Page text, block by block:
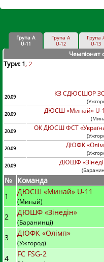
Група А
U-11
Група А
U-12
Група
U-13
Чемпіонат
Тури: 1 2
20.09 КЗ СДЮСШОР
(
20.09
ДЮСШ «Минай» U-
(
20.09
ОК ДЮСШ ФСТ
(
20.09
ДЮФК
(
20.09
ДЮШФ
(
№ Команда
1
ДЮСШ «Минай» U-11
(Минай)
2 ДЮШФ «Зінедін»
(Баранинці)
3 ДЮФК «Олімп»
(Ужгород)
4 FC FSG-2